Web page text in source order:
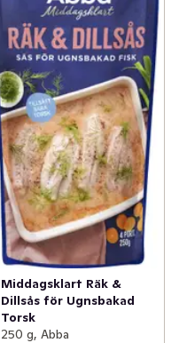
Middagsklart Räk &
Dillsås för Ugnsbakad
Torsk
250 g, Abba